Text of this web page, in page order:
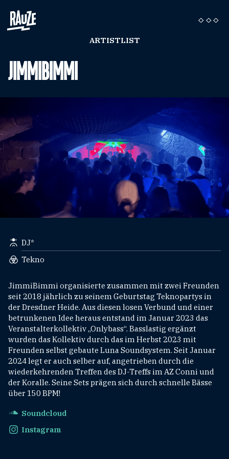
ARTISTLIST
JIMMIBIMMI
DJ*
Tekno
JimmiBimmi organisierte zusammen mit zwei Freunden
seit 2018 jährlich zu seinem Geburtstag Teknopartys in
der Dresdner Heide. Aus diesen losen Verbund und einer
betrunkenen Idee heraus entstand im Januar 2023 das
Veranstalterkollektiv „Onlybass“. Basslastig ergänzt
wurden das Kollektiv durch das im Herbst 2023 mit
Freunden selbst gebaute Luna Soundsystem. Seit Januar
2024 legt er auch selber auf, angetrieben durch die
wiederkehrenden Treffen des DJ-Treffs im AZ Conni und
der Koralle. Seine Sets prägen sich durch schnelle Bässe
über 150 BPM!
Soundcloud
Instagram